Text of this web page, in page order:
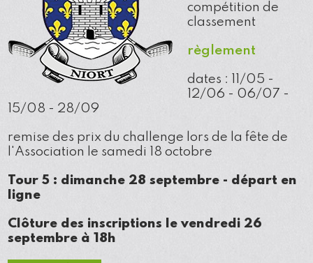
compétition de
classement
règlement
dates : 11/05 -
12/06 - 06/07 -
15/08 - 28/09
remise des prix du challenge lors de la fête de
l'Association le samedi 18 octobre
Tour 5 : dimanche 28 septembre - départ en
ligne
Clôture des inscriptions le vendredi 26
septembre à 18h